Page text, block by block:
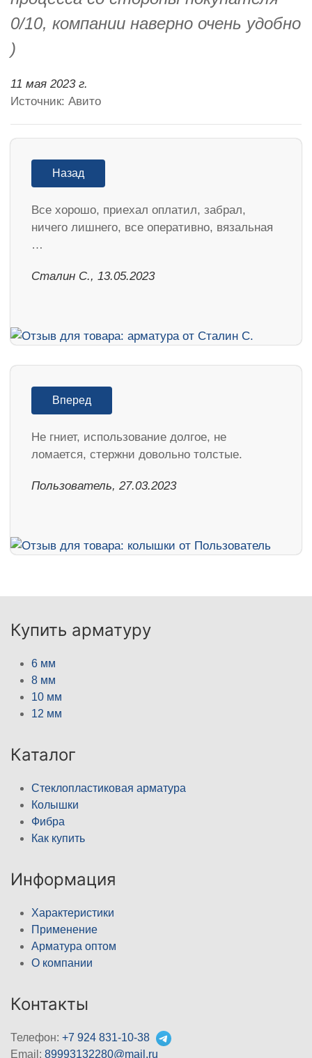
0/10, компании наверно очень удобно
)
11 мая 2023 г.
Источник: Авито
Назад
Все хорошо, приехал оплатил, забрал,
ничего лишнего, все оперативно, вязальная
…
Сталин С., 13.05.2023
Вперед
Не гниет, использование долгое, не
ломается, стержни довольно толстые.
Пользователь, 27.03.2023
Купить арматуру
6 мм
8 мм
10 мм
12 мм
Каталог
Стеклопластиковая арматура
Колышки
Фибра
Как купить
Информация
Характеристики
Применение
Арматура оптом
О компании
Контакты
Телефон: +7 924 831-10-38
Email: 89993132280@mail.ru